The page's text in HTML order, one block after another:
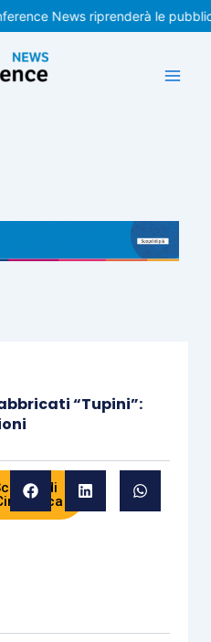
News riprenderà le
“Tupini”:
di